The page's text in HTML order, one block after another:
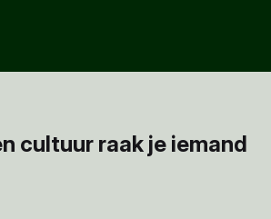
cultuur raak je iemand